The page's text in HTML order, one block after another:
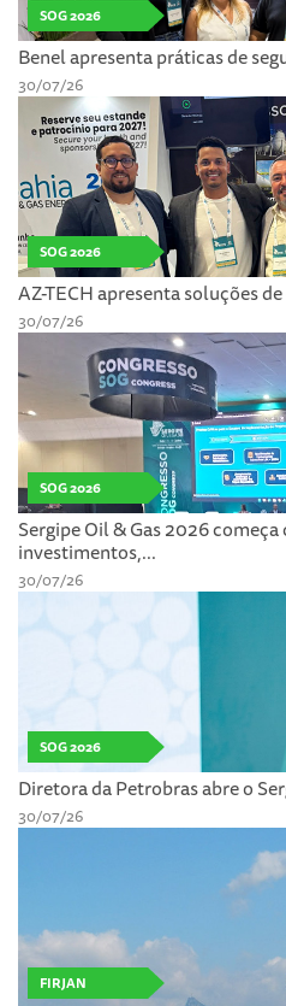
SOG 2026
Benel apresenta práticas de
30/07/26
SOG 2026
AZ-TECH apresenta soluções
30/07/26
SOG 2026
Sergipe Oil & Gas 2026
investimentos,...
30/07/26
SOG 2026
Diretora da Petrobras abre o
30/07/26
FIRJAN